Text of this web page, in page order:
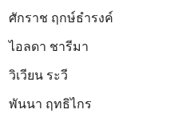
ศักราช ฤกษ์ธำรงค์
ไอลดา ชารีมา
วิเวียน ระวี
พันนา ฤทธิไกร